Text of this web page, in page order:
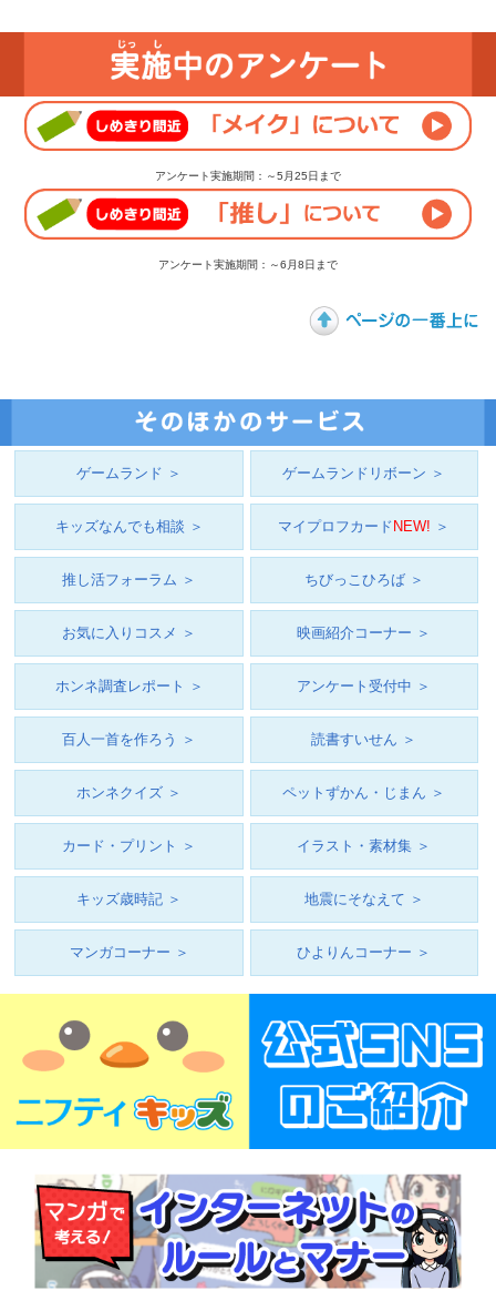
アンケート実施期間：～5月25日まで
アンケート実施期間：～6月8日まで
ゲームランド ＞ ゲームランドリボーン ＞
キッズなんでも相談 ＞ マイプロフカードNEW! ＞
推し活フォーラム ＞ ちびっこひろば ＞
お気に入りコスメ ＞ 映画紹介コーナー ＞
ホンネ調査レポート ＞ アンケート受付中 ＞
百人一首を作ろう ＞ 読書すいせん ＞
ホンネクイズ ＞ ペットずかん・じまん ＞
カード・プリント ＞ イラスト・素材集 ＞
キッズ歳時記 ＞ 地震にそなえて ＞
マンガコーナー ＞ ひよりんコーナー ＞